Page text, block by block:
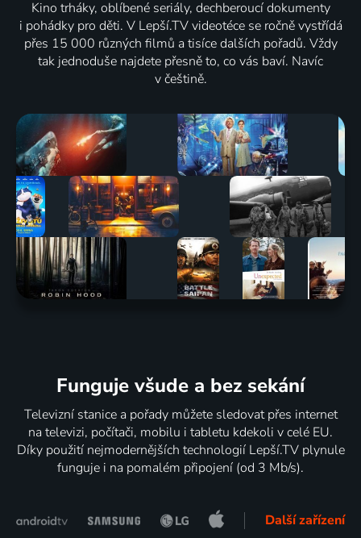
Kino trháky, oblíbené seriály, dechberoucí dokumenty
i pohádky pro děti. V Lepší.TV videotéce se ročně vystřídá
přes 15 000 různých filmů a tisíce dalších pořadů. Vždy
tak jednoduše najdete přesně to, co vás baví. Navíc
v češtině.
Funguje všude a bez sekání
Televizní stanice a pořady můžete sledovat přes internet
na televizi, počítači, mobilu i tabletu kdekoli v celé EU.
Díky použití nejmodernějších technologií Lepší.TV plynule
funguje i na pomalém připojení (od 3 Mb/s).
Další zařízení